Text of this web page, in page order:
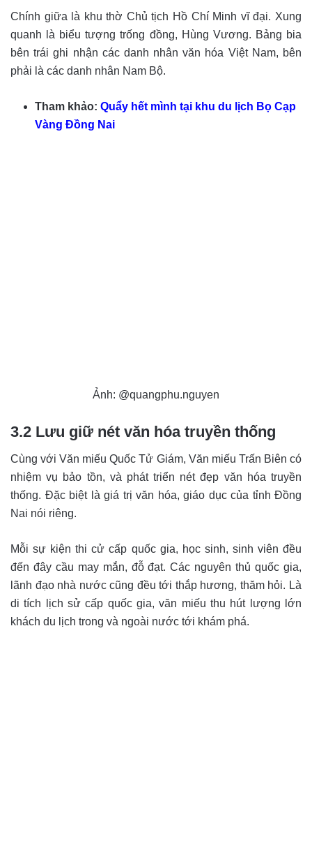
Chính giữa là khu thờ Chủ tịch Hồ Chí Minh vĩ đại. Xung
quanh là biểu tượng trống đồng, Hùng Vương. Bảng bia
bên trái ghi nhận các danh nhân văn hóa Việt Nam, bên
phải là các danh nhân Nam Bộ.
Tham khảo: Quẩy hết mình tại khu du lịch Bọ Cạp
Vàng Đồng Nai
Ảnh: @quangphu.nguyen
3.2 Lưu giữ nét văn hóa truyền thống
Cùng với Văn miếu Quốc Tử Giám, Văn miếu Trấn Biên có
nhiệm vụ bảo tồn, và phát triển nét đẹp văn hóa truyền
thống. Đặc biệt là giá trị văn hóa, giáo dục của tỉnh Đồng
Nai nói riêng.
Mỗi sự kiện thi cử cấp quốc gia, học sinh, sinh viên đều
đến đây cầu may mắn, đỗ đạt. Các nguyên thủ quốc gia,
lãnh đạo nhà nước cũng đều tới thắp hương, thăm hỏi. Là
di tích lịch sử cấp quốc gia, văn miếu thu hút lượng lớn
khách du lịch trong và ngoài nước tới khám phá.